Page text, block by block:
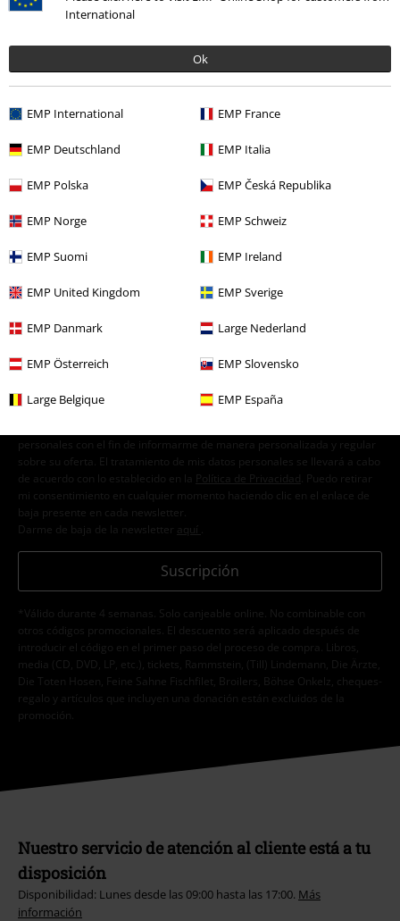
International
Ok
EMP International EMP France
EMP Deutschland EMP Italia
EMP Polska EMP Česká Republika
EMP Norge EMP Schweiz
EMP Suomi EMP Ireland
EMP United Kingdom EMP Sverige
EMP Danmark Large Nederland
EMP Österreich EMP Slovensko
Large Belgique EMP España
Más categorías. Más opciones
Ropa & accesorios Tops Camisetas
Estilos Horror Camisetas
Hombre Ropa Camisetas Camisetas
Entretenimiento
¡Cheque regalo del 15% de descuento,
Doy mi consentimiento para recibir la newsletter de EMP y acepto que
personales con el fin de informarme de manera personalizada y regular
sobre su oferta. El tratamiento de mis datos personales se llevará a cabo
de acuerdo con lo establecido en la
Política de Privacidad . Puedo retirar
mi consentimiento en cualquier momento haciendo clic en el enlace de
baja presente en cada newsletter.
Darme de baja de la newsletter
aquí
Suscripción
*Válido durante 4 semanas. Solo canjeable online. No combinable con
otros códigos promocionales. El descuento será aplicado después de
introducir el código en el primer paso del proceso de compra. Libros,
media (CD, DVD, LP, etc.), tickets, Rammstein, (Till) Lindemann, Die Ärzte,
Die Toten Hosen, Feine Sahne Fischfilet, Broilers, Böhse Onkelz, cheques-
regalo y artículos que incluyen una donación están excluidos de la
promoción.
Nuestro servicio de atención al cliente está a tu
disposición
Disponibilidad: Lunes desde las 09:00 hasta las 17:00. Más
información